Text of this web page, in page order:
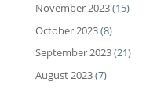
November 2023(15)
October 2023(8)
September 2023(21)
August 2023(7)